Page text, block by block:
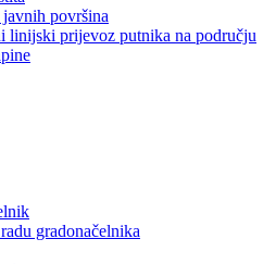
površina
linijski prijevoz putnika na području
gradonačelnika